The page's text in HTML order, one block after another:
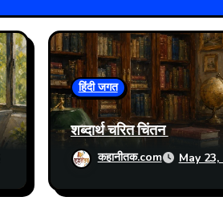
हिंदी जगत
शब्दार्थ चरित चिंतन
कहानीतक.com May 23,